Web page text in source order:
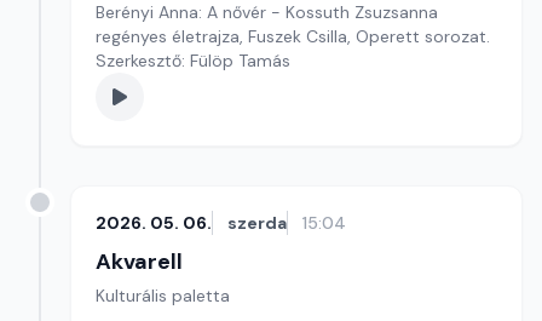
Berényi Anna: A nővér - Kossuth Zsuzsanna
regényes életrajza, Fuszek Csilla, Operett sorozat.
Szerkesztő: Fülöp Tamás
2026. 05. 06. szerda 15:04
Akvarell
Kulturális paletta